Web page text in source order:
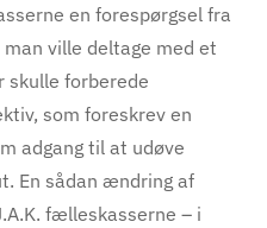
en forespørgsel fra
ville deltage med et
skulle forberede
som foreskrev en
adgang til at udøve
En sådan ændring af
fælleskasserne – i